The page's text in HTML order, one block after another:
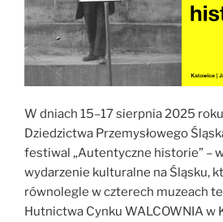
W dniach 15–17 sierpnia 2025
Dziedzictwa Przemysłowego
festiwal „Autentyczne historie” –
wydarzenie kulturalne na Śląsku,
równolegle w czterech muzeach
Hutnictwa Cynku WALCOWNIA w